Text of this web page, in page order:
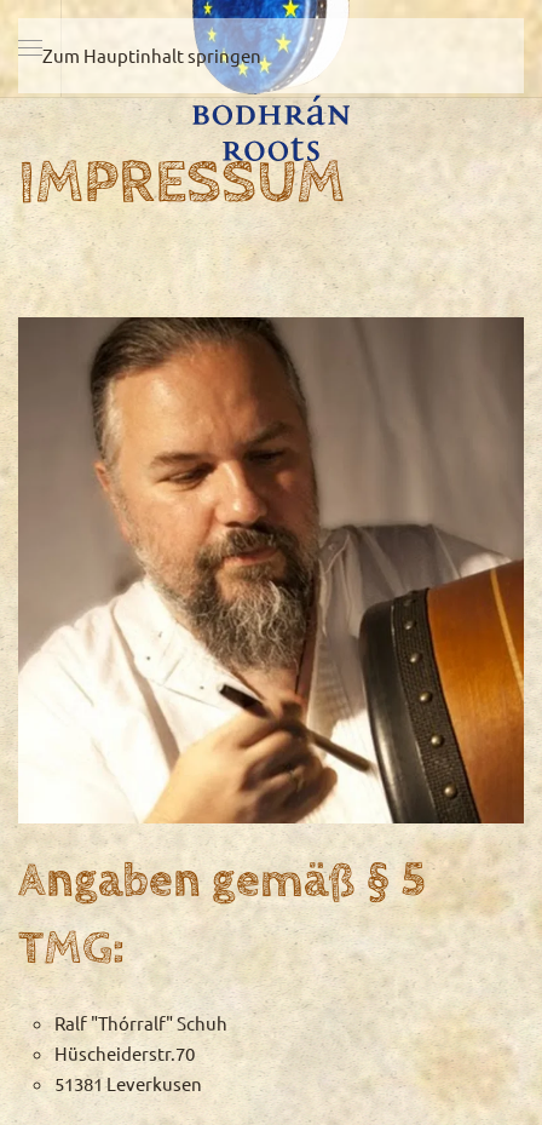
Zum Hauptinhalt springen
IMPRESSUM
Angaben gemäß § 5
TMG:
Ralf "Thórralf" Schuh
Hüscheiderstr.70
51381 Leverkusen